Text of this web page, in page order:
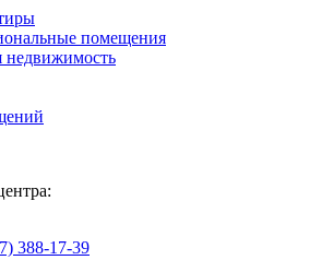
помещения
недвижимость
388-17-39